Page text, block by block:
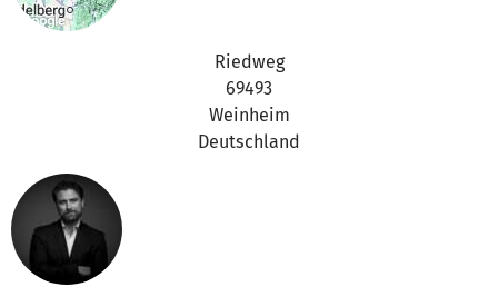
Riedweg
69493
Weinheim
Deutschland